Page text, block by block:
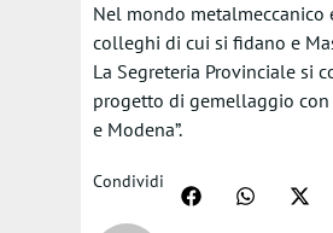
Nel mondo metalmeccanico
colleghi di cui si fidano e
La Segreteria Provinciale si
progetto di gemellaggio
e Modena”.
Condividi